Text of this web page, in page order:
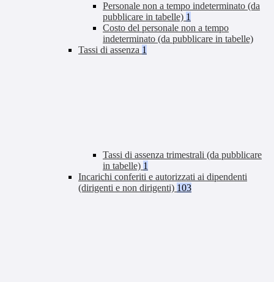
Personale non a tempo indeterminato (da
pubblicare in tabelle) 1
Costo del personale non a tempo
indeterminato (da pubblicare in tabelle)
Tassi di assenza 1
Tassi di assenza trimestrali (da pubblicare
in tabelle) 1
Incarichi conferiti e autorizzati ai dipendenti
(dirigenti e non dirigenti) 103